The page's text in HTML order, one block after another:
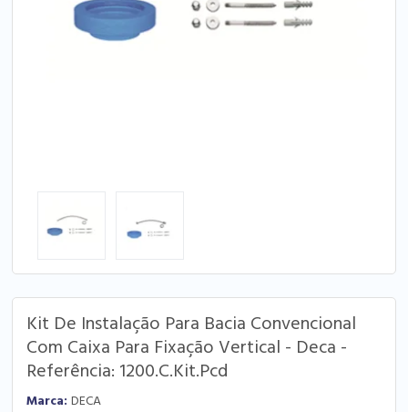
Kit De Instalação Para Bacia Convencional
Com Caixa Para Fixação Vertical - Deca -
Referência: 1200.C.Kit.Pcd
Marca:DECA